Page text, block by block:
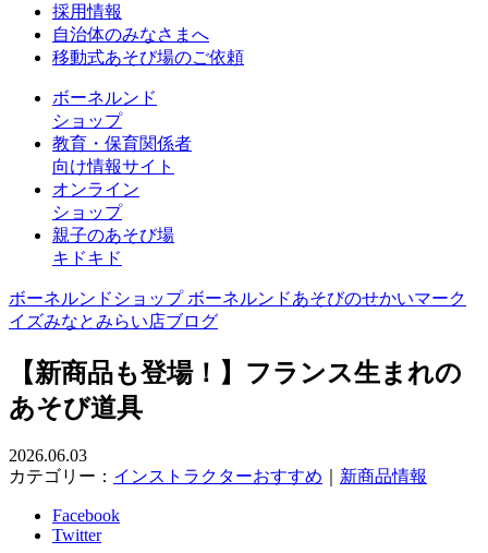
採用情報
自治体のみなさまへ
移動式あそび場のご依頼
ボーネルンド
ショップ
教育・保育関係者
向け情報サイト
オンライン
ショップ
親子のあそび場
キドキド
ボーネルンドショップ ボーネルンドあそびのせかいマーク
イズみなとみらい店ブログ
【新商品も登場！】フランス生まれの
あそび道具
2026.06.03
カテゴリー： インストラクターおすすめ 新商品情報
Facebook
Twitter